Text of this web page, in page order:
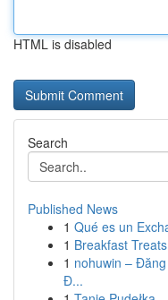
HTML is disabled
Search
Published News
1 Qué es un
1 Breakfast
1 nohuwin –
Đ...